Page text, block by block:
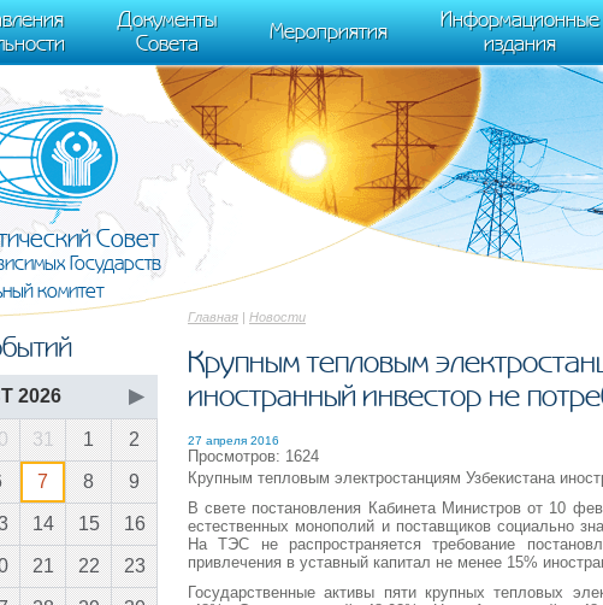
j++) {if (document.scripts[j].src === r) { return; }}
ym(95911708, "init", { clickmap:true, trackLinks:true, accurateTrackBounce:true
Документы
Совета
Мероприятия
Информационные
издания
Совет
Государств
комитет
Главная | Новости
Крупным тепловым
иностранный инвестор не
27 апреля 2016
Просмотров: 1624
Крупным тепловым электростанциям Узбекистана
В свете постановления Кабинета Министров от 10
естественных монополий и поставщиков социально
На ТЭС не распространяется требование
привлечения в уставный капитал не менее 15%
Государственные активы пяти крупных тепловых
2026 ▶
31 1 2
7 8 9
14 15 16
21 22 23